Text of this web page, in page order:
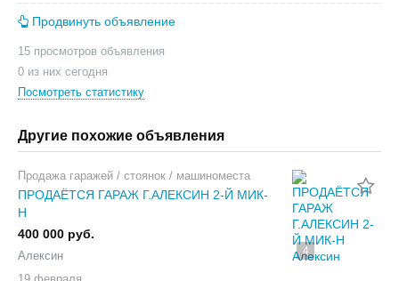
Продвинуть объявление
15 просмотров объявления
0 из них сегодня
Посмотреть статистику
Другие похожие объявления
4
Продажа гаражей / стоянок / машиноместа
ПРОДАЁТСЯ ГАРАЖ Г.АЛЕКСИН 2-Й МИК-
Н
400 000 руб.
Алексин